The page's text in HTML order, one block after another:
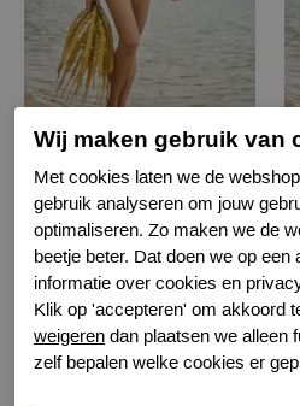
Charmline nos badpak
339 breeze
€ 129,99 €
Wij maken gebruik van
Met cookies laten we de
gebruik analyseren om jouw
optimaliseren. Zo maken we de
beetje beter. Dat doen we op
informatie over cookies en
Klik op 'accepteren' om akkoord
weigeren dan plaatsen we alleen
zelf bepalen welke cookies er